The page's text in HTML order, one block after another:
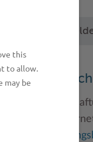
Betrieb
Hinweise zum
zu anderen
this
to allow.
may be